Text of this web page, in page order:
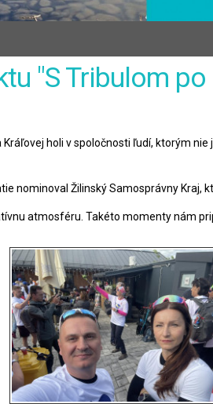
"S Tribulom
holi v spoločnosti ľudí, ktorým
nominoval Žilinský Samosprávny Kraj,
atmosféru. Takéto momenty nám